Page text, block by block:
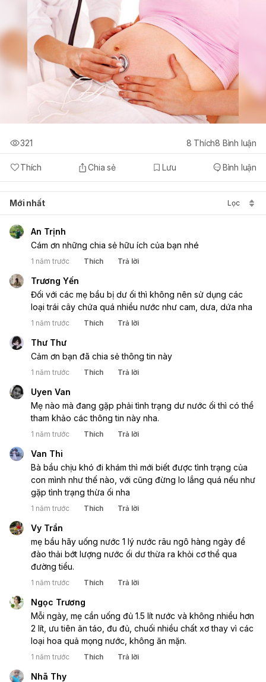
Thích Chia sẻ Lưu Bình luận
321 8 Thích8 Bình luận
Mới nhất Lọc
An Trịnh
Cám ơn những chia sẻ hữu ích của bạn nhé
1 năm trước Thích Trả lời
Trương Yến
Đối với các mẹ bầu bị dư ối thì không nên sử dụng các
loại trái cây chứa quá nhiều nước như cam, dưa, dứa nha
1 năm trước Thích Trả lời
Thư Thư
Cảm ơn bạn đã chia sẻ thông tin này
1 năm trước Thích Trả lời
Uyen Van
Mẹ nào mà đang gặp phải tình trạng dư nước ối thì có thể
tham khảo các thông tin này nha.
1 năm trước Thích Trả lời
Van Thi
Bà bầu chịu khó đi khám thì mới biết được tình trạng của
con mình như thế nào, với cũng đừng lo lắng quá nếu như
gặp tình trạng thừa ối nha
1 năm trước Thích Trả lời
Vy Trần
mẹ bầu hãy uống nước 1 lý nước râu ngô hàng ngày để
đào thải bớt lượng nước ối dư thừa ra khỏi cơ thể qua
đường tiểu.
1 năm trước Thích Trả lời
Ngọc Trương
Mỗi ngày, mẹ cần uống đủ 1.5 lít nước và không nhiều hơn
2 lít, ưu tiên ăn táo, đu đủ, chuối nhiều chất xơ thay vì các
loại hoa quả mọng nước, không ăn mặn.
1 năm trước Thích Trả lời
Nhã Thy